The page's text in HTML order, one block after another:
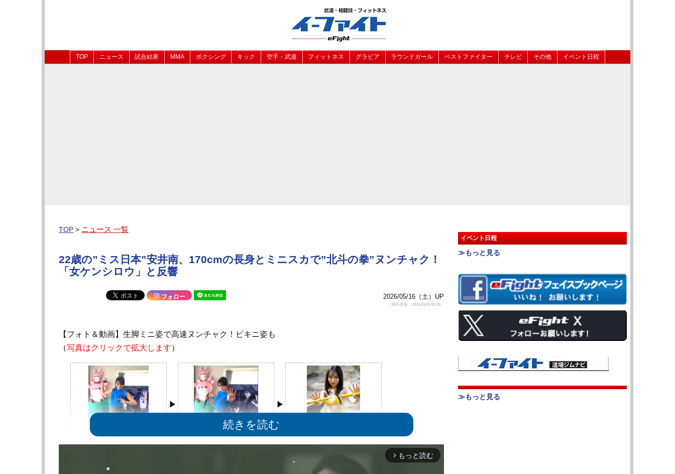
TOP ニュース 試合結果 MMA ボクシング キック 空手・武道 フィットネス グラビア ラウンドガール ベストファイター テレビ その他 イベント日程
TOP > ニュース 一覧
22歳の”ミス日本”安井南、170cmの長身とミニスカで”北斗の拳”ヌンチャク！
「女ケンシロウ」と反響
フォロー 2026/05/16（土）UP
（最終更新：2026/05/16 08:39）
【フォト＆動画】生脚ミニ姿で高速ヌンチャク！ビキニ姿も
（写真はクリックで拡大します）
チャク！デジタル写真集『絶対無
敵の17才』 ©️栗山秀作／週刊プレ
arrow_forward_ios もっと読む
イベント日程
≫もっと見る
≫もっと見る